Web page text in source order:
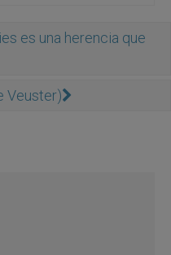
es una herencia que
Veuster)